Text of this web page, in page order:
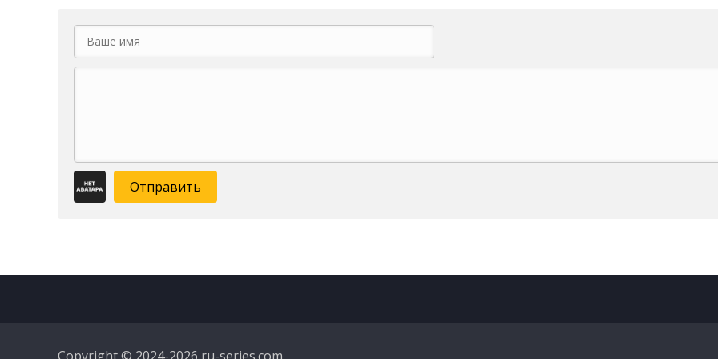
Отправить